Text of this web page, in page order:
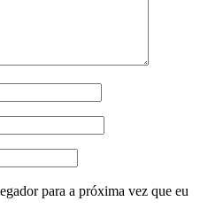
para a próxima vez que eu